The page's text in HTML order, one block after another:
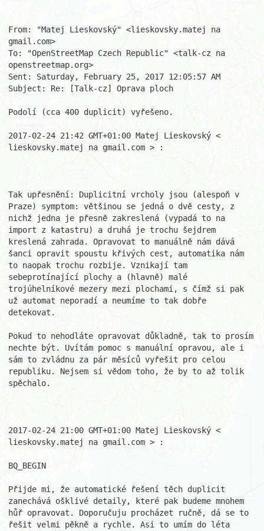
From: "Matej Lieskovský" <lieskovsky.matej na
gmail.com>
To: "OpenStreetMap Czech Republic" <talk-cz na
openstreetmap.org>
Sent: Saturday, February 25, 2017 12:05:57 AM
Subject: Re: [Talk-cz] Oprava ploch
Podolí (cca 400 duplicit) vyřešeno.
2017-02-24 21:42 GMT+01:00 Matej Lieskovský <
lieskovsky.matej na gmail.com > :
Tak upřesnění: Duplicitní vrcholy jsou (alespoň v
Praze) symptom: většinou se jedná o dvě cesty, z
nichž jedna je přesně zakreslená (vypadá to na
import z katastru) a druhá je trochu šejdrem
kreslená zahrada. Opravovat to manuálně nám dává
šanci opravit spoustu křivých cest, automatika nám
to naopak trochu rozbije. Vznikají tam
sebeprotínající plochy a (hlavně) malé
trojúhelníkové mezery mezi plochami, s čímž si pak
už automat neporadí a neumíme to tak dobře
detekovat.
Pokud to nehodláte opravovat důkladně, tak to prosím
nechte být. Uvítám pomoc s manuální opravou, ale i
sám to zvládnu za pár měsíců vyřešit pro celou
republiku. Nejsem si vědom toho, že by to až tolik
spěchalo.
2017-02-24 21:00 GMT+01:00 Matej Lieskovský <
lieskovsky.matej na gmail.com > :
BQ_BEGIN
Přijde mi, že automatické řešení těch duplicit
zanechává ošklivé detaily, které pak budeme mnohem
hůř opravovat. Doporučuju procházet ručně, dá se to
řešit velmi pěkně a rychle. Asi to umím do léta